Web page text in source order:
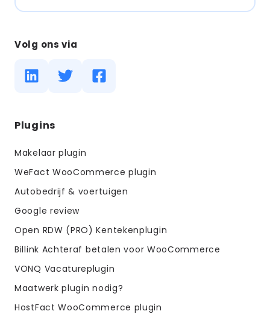
Volg ons via
Diensten
Plugins
Makelaar plugin
WeFact WooCommerce plugin
Autobedrijf & voertuigen
Google review
Open RDW (PRO) Kentekenplugin
Billink Achteraf betalen voor WooCommerce
VONQ Vacatureplugin
Maatwerk plugin nodig?
HostFact WooCommerce plugin